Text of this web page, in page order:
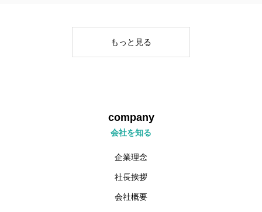
もっと見る
company
会社を知る
企業理念
社長挨拶
会社概要